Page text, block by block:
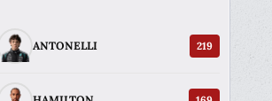
ANTONELLI 219